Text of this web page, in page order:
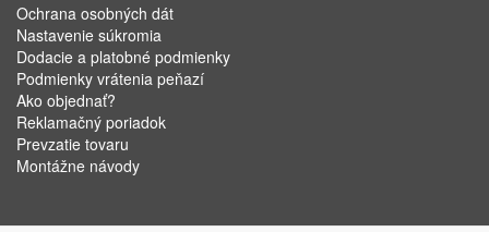
Ochrana osobných dát
Nastavenie súkromia
Dodacie a platobné podmienky
Podmienky vrátenia peňazí
Ako objednať?
Reklamačný poriadok
Prevzatie tovaru
Montážne návody